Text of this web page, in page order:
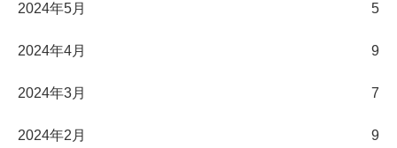
2024年5月 5
2024年4月 9
2024年3月 7
2024年2月 9